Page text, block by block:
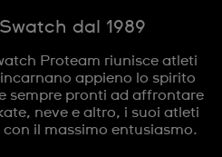
dal 1989
Proteam riunisce atleti
appieno lo spirito
sempre pronti ad affrontare
neve e altro, i suoi atleti
il massimo entusiasmo.